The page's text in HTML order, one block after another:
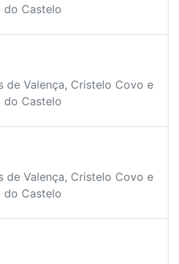
do Castelo
de Valença, Cristelo Covo e
do Castelo
de Valença, Cristelo Covo e
do Castelo